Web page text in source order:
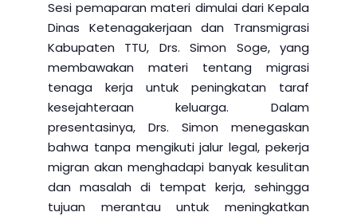
Sesi pemaparan materi dimulai dari Kepala
Dinas Ketenagakerjaan dan Transmigrasi
Kabupaten TTU, Drs. Simon Soge, yang
membawakan materi tentang migrasi
tenaga kerja untuk peningkatan taraf
kesejahteraan keluarga. Dalam
presentasinya, Drs. Simon menegaskan
bahwa tanpa mengikuti jalur legal, pekerja
migran akan menghadapi banyak kesulitan
dan masalah di tempat kerja, sehingga
tujuan merantau untuk meningkatkan